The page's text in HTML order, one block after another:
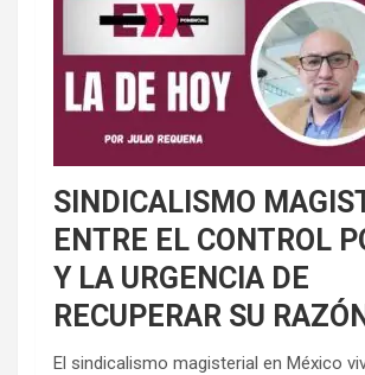
SINDICALISMO
ENTRE EL CONTROL
Y LA URGENCIA DE
RECUPERAR SU
El sindicalismo magisterial en México